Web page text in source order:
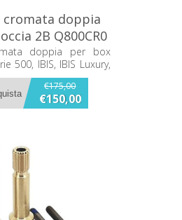
cromata doppia
2B Q800CR0
doppia per box
500, IBIS, IBIS Luxury,
€175,00
€150,00